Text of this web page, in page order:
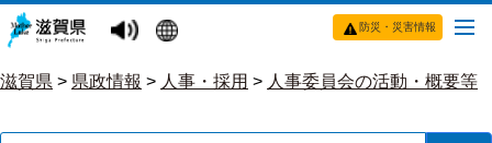
防災・災害情報
滋賀県 > 県政情報 > 人事・採用 > 人事委員会の活動・概要等